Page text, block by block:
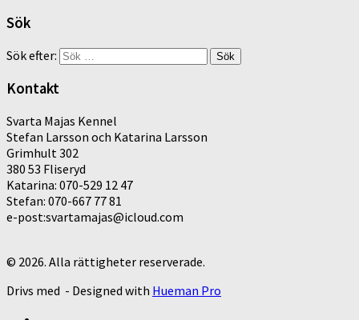
Sök
Sök efter:
Kontakt
Svarta Majas Kennel
Stefan Larsson och Katarina Larsson
Grimhult 302
380 53 Fliseryd
Katarina: 070-529 12 47
Stefan: 070-667 77 81
e-post:svartamajas@icloud.com
© 2026. Alla rättigheter reserverade.
Drivs med - Designed with Hueman Pro